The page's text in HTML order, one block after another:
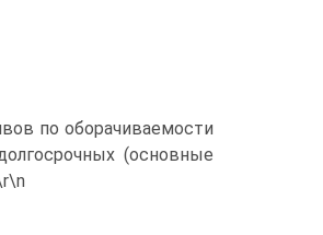
по оборачиваемости
(основные